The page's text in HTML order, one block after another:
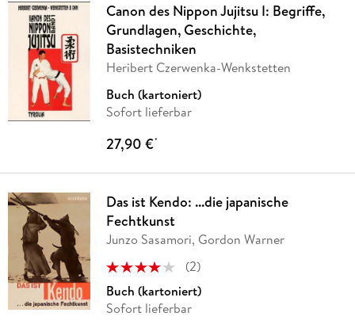
Canon des Nippon Jujitsu I: Begriffe,
Grundlagen, Geschichte,
Basistechniken
Heribert Czerwenka-Wenkstetten
Buch (kartoniert)
Sofort lieferbar
27,90 €*
Das ist Kendo: ...die japanische
Fechtkunst
Junzo Sasamori, Gordon Warner
(2)
Buch (kartoniert)
Sofort lieferbar